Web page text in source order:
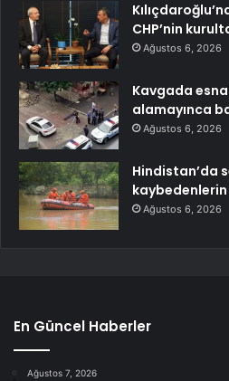
CHP’nin
Ağustos 6, 2026
Kavgada
alamayınca
Ağustos 6, 2026
Hindistan’da
kaybedenlerin
Ağustos 6, 2026
En Güncel Haberler
Ağustos 7, 2026